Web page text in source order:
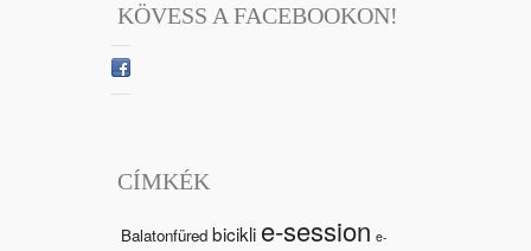
KÖVESS A FACEBOOKON!
CÍMKÉK
Balatonfüred bicikli e-session e-